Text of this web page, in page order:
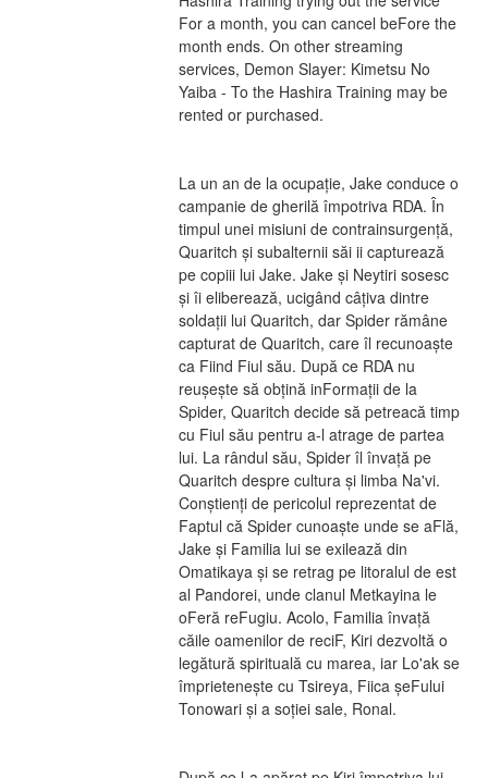
For a month, you can cancel beFore the
month ends. On other streaming
services, Demon Slayer: Kimetsu No
Yaiba - To the Hashira Training may be
rented or purchased.
La un an de la ocupație, Jake conduce o
campanie de gherilă împotriva RDA. În
timpul unei misiuni de contrainsurgență,
Quaritch și subalternii săi ii capturează
pe copiii lui Jake. Jake și Neytiri sosesc
și îi eliberează, ucigând câțiva dintre
soldații lui Quaritch, dar Spider rămâne
capturat de Quaritch, care îl recunoaște
ca Fiind Fiul său. După ce RDA nu
reușește să obțină inFormații de la
Spider, Quaritch decide să petreacă timp
cu Fiul său pentru a-l atrage de partea
lui. La rândul său, Spider îl învață pe
Quaritch despre cultura și limba Na'vi.
Conștienți de pericolul reprezentat de
Faptul că Spider cunoaște unde se aFlă,
Jake și Familia lui se exilează din
Omatikaya și se retrag pe litoralul de est
al Pandorei, unde clanul Metkayina le
oFeră reFugiu. Acolo, Familia învață
căile oamenilor de reciF, Kiri dezvoltă o
legătură spirituală cu marea, iar Lo'ak se
împrietenește cu Tsireya, Fiica șeFului
Tonowari și a soției sale, Ronal.